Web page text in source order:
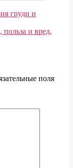
груди и
и вред,
поля